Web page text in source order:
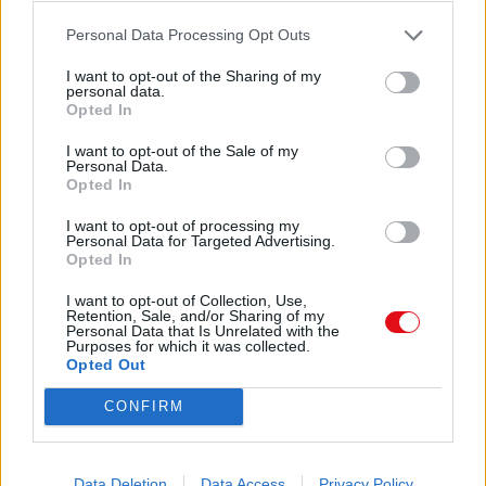
Personal Data Processing Opt Outs
I want to opt-out of the Sharing of my
personal data.
Opted In
I want to opt-out of the Sale of my
Personal Data.
Opted In
I want to opt-out of processing my
Personal Data for Targeted Advertising.
Opted In
I want to opt-out of Collection, Use,
Retention, Sale, and/or Sharing of my
Personal Data that Is Unrelated with the
Purposes for which it was collected.
Opted Out
CONFIRM
Instalación eléctrica, luminarias y enchufes
incluidos.
Aislamiento térmico y acústico óptimo.
Ê
Ventanas correderas de aluminio con reja
incluida.
MÓDULOS KIT EXPORT
TRANSPORTE EN CONTENEDORES
PARA EXPORTACIÓN
Preparación del kit
Ê
Transporte en contenedor
Desembalaje del kit
Montaje en destino
Comparte el documento
Enlace a esta página
Enlace permanente
Utilice el enlace permanente a la página de descarga del
documento para compartir su documento en Facebook,
LinkedIn.. O directamente en contacto con el correo